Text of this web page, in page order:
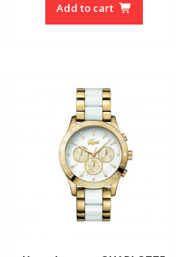
Add to cart